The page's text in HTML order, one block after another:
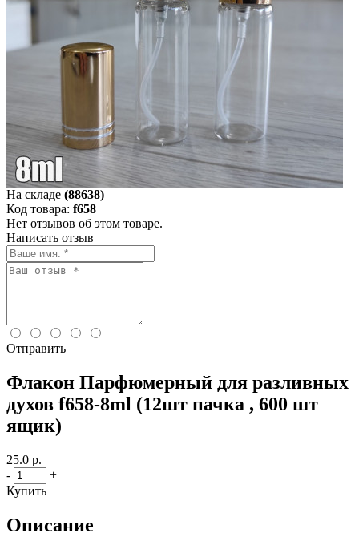
На складе (88638)
Код товара: f658
Нет отзывов об этом товаре.
Написать отзыв
Отправить
Флакон Парфюмерный для разливных
духов f658-8ml (12шт пачка , 600 шт
ящик)
25.0 р.
-
+
Купить
Описание